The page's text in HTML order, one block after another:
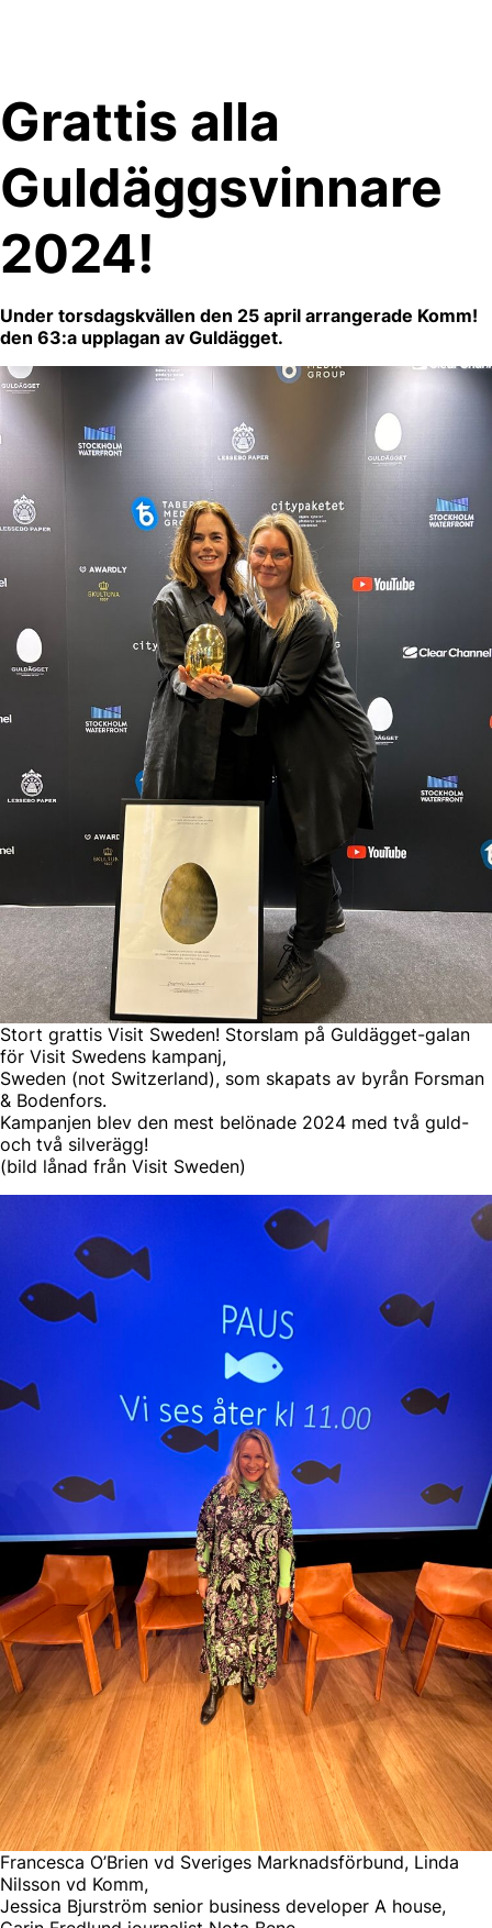
Grattis alla
Guldäggsvinnare
2024!
Under torsdagskvällen den 25 april arrangerade Komm!
den 63:a upplagan av Guldägget.
Stort grattis Visit Sweden! Storslam på Guldägget-galan
för Visit Swedens kampanj,
Sweden (not Switzerland), som skapats av byrån Forsman
& Bodenfors.
Kampanjen blev den mest belönade 2024 med två guld-
och två silverägg!
(bild lånad från Visit Sweden)
Francesca O’Brien vd Sveriges Marknadsförbund, Linda
Nilsson vd Komm,
Jessica Bjurström senior business developer A house,